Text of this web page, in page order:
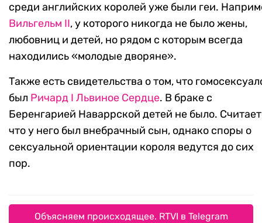
среди английских королей уже были геи.
Вильгельм II, у которого никогда не было жены,
любовниц и детей, но рядом с которым всегда
находились «молодые дворяне».
Также есть свидетельства о том, что
был Ричард I Львиное Сердце. В браке с
Беренгарией Наваррской детей не было.
что у него был внебрачный сын, однако споры о
сексуальной ориентации короля ведутся до сих
пор.
Объясняем происходящее. RTVI в Telegram